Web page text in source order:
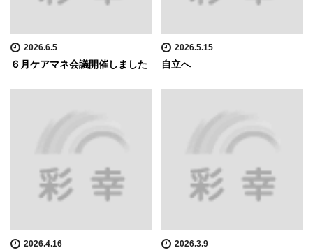
2026.6.5
６月ケアマネ会議開催しました
2026.5.15
自立へ
2026.4.16 2026.3.9